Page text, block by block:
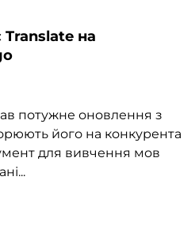
на
потужне оновлення з
його на конкурента
для вивчення мов